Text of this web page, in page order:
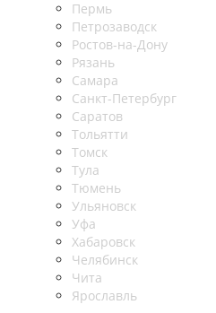
Пермь
Петрозаводск
Ростов-на-Дону
Рязань
Самара
Санкт-Петербург
Саратов
Тольятти
Томск
Тула
Тюмень
Ульяновск
Уфа
Хабаровск
Челябинск
Чита
Ярославль